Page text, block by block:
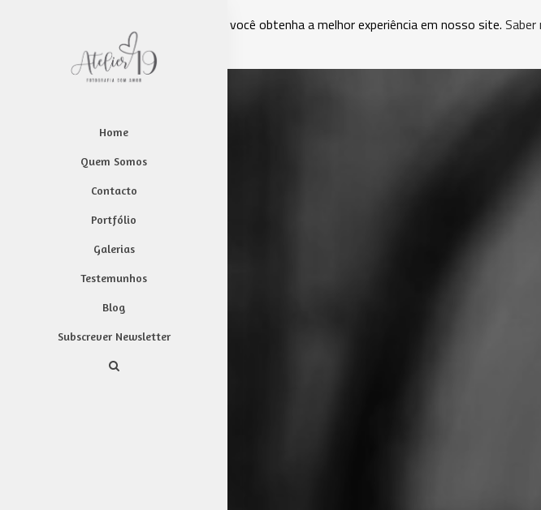
Este site usa cookies para garantir que você obtenha a melhor experiência em nosso site. Saber
Powered by WebsitePolicies
Home
Quem Somos
Contacto
Portfólio
Galerias
Testemunhos
Blog
Subscrever Newsletter